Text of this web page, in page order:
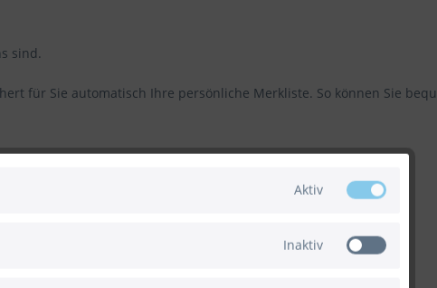
sind.
für Sie automatisch Ihre persönliche Merkliste. So können Sie
Aktiv
Inaktiv